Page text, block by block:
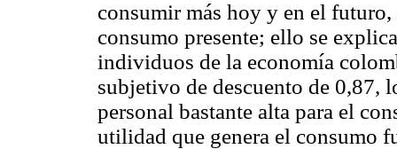
consumir más hoy y en el
consumo presente; ello se
individuos de la economía
subjetivo de descuento de 0,87,
personal bastante alta para el
utilidad que genera el consumo